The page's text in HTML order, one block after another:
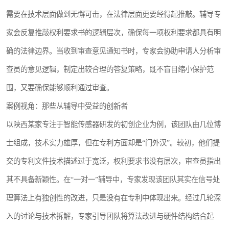
需要在技术层面做到无懈可击，在法律层面更要经得起推敲。辅导专
家会反复推敲权利要求书的逻辑层次，确保每一项权利要求都具有明
确的法律边界。当收到审查意见通知书时，专家会协助申请人分析审
查员的意见逻辑，制定出较合理的答复策略，既不盲目缩小保护范
围，又要确保能够顺利通过审查。
案例视角：那些从辅导中受益的创新者
以陕西某家专注于智能传感器研发的初创企业为例，该团队由几位博
士组成，技术实力雄厚，但在专利方面却是“门外汉”。较初，他们提
交的专利文件技术描述过于宽泛，权利要求书没有层次，审查员指出
其不具备新颖性。在“一对一”辅导中，专家发现该团队其实在信号处
理算法上有独创性的改进，只是没有在专利中体现出来。经过几轮深
入的讨论与技术拆解，专家引导团队将算法改进与硬件结构结合起